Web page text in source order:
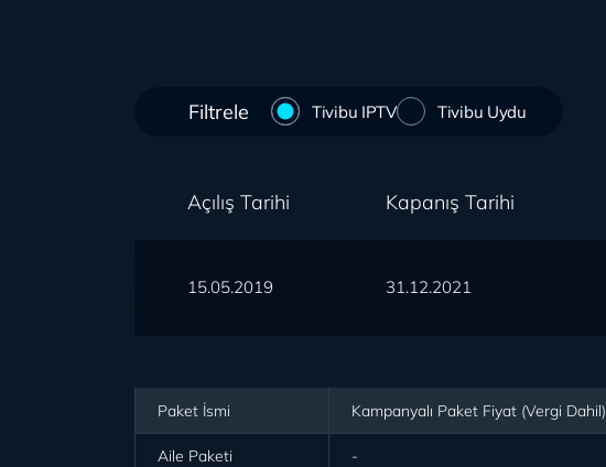
Filtrele Tivibu IPTV Tivibu Uydu
Açılış Tarihi Kapanış Tarihi
15.05.2019 31.12.2021
Paket İsmi Kampanyalı Paket Fiyat (Vergi Dahil)
Aile Paketi -